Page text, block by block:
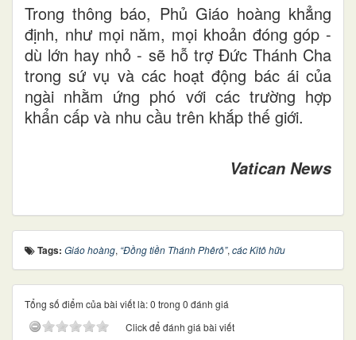
Trong thông báo, Phủ Giáo hoàng khẳng
định, như mọi năm, mọi khoản đóng góp -
dù lớn hay nhỏ - sẽ hỗ trợ Đức Thánh Cha
trong sứ vụ và các hoạt động bác ái của
ngài nhằm ứng phó với các trường hợp
khẩn cấp và nhu cầu trên khắp thế giới.
Vatican News
Tags: Giáo hoàng, “Đồng tiền Thánh Phêrô”, các Kitô hữu
Tổng số điểm của bài viết là: 0 trong 0 đánh giá
Click để đánh giá bài viết